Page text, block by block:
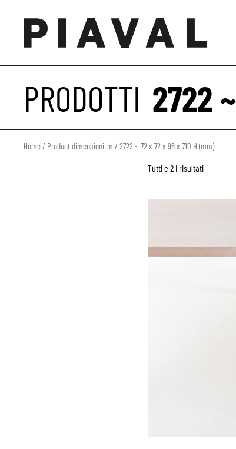
PRODOTTI 2722
Home/ Product dimensioni-m / 2722 ~ 72 x 72 x 96 x 710 H (mm)
Tutti e 2 i risultati